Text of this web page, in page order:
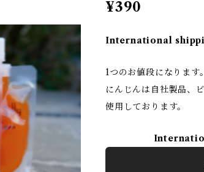
¥390
International
1つのお値段になります。
にんじんは自社製品、
使用しております。